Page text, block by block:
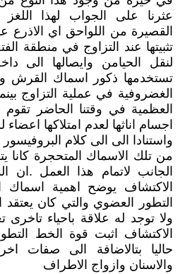
عثرنا على الجواب لهذا
القصيرة من اللواحق اي
تثبيتها عند التزاوج في منطقة
لنقل الحيامن وايصالها الى
تستخدمها ذكور اسماك القرش
الغضروفية في عملية التزاوج
العظمية في وقتنا الحاضر
اجسام اناثها لعدم امتلاكها اعضاء
واستنادا الى الى كلام
من تلك الاسماك المتحجرة كانا
الجانب لاتمام هذا العمل .ان
الاكتشاف يوضح اهمية اسماك
التطور العضوي والتي كان
ولا توجد له علاقة باحياء تاخرى
الاكتشاف اثبت قوة الخط
حاليا بتالاضافة الى صفات
والاسنان وازواج الاطراف